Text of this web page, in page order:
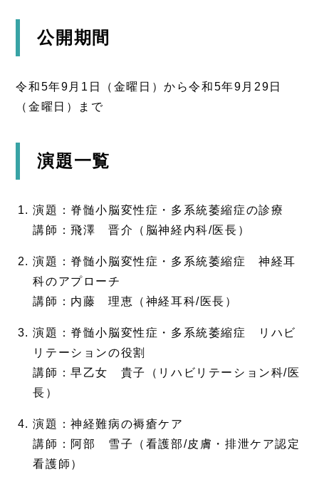
公開期間
令和5年9月1日（金曜日）から令和5年9月29日
（金曜日）まで
演題一覧
演題：脊髄小脳変性症・多系統萎縮症の診療
講師：飛澤 晋介（脳神経内科/医長）
演題：脊髄小脳変性症・多系統萎縮症 神経耳
科のアプローチ
講師：内藤 理恵（神経耳科/医長）
演題：脊髄小脳変性症・多系統萎縮症 リハビ
リテーションの役割
講師：早乙女 貴子（リハビリテーション科/医
長）
演題：神経難病の褥瘡ケア
講師：阿部 雪子（看護部/皮膚・排泄ケア認定
看護師）